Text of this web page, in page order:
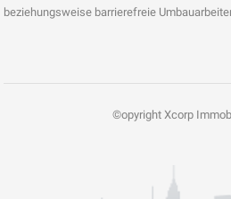
beziehungsweise barrierefreie
©opyright Xcorp